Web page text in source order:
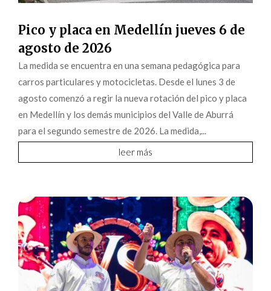
Pico y placa en Medellín jueves 6 de
agosto de 2026
La medida se encuentra en una semana pedagógica para
carros particulares y motocicletas. Desde el lunes 3 de
agosto comenzó a regir la nueva rotación del pico y placa
en Medellín y los demás municipios del Valle de Aburrá
para el segundo semestre de 2026. La medida,...
leer más